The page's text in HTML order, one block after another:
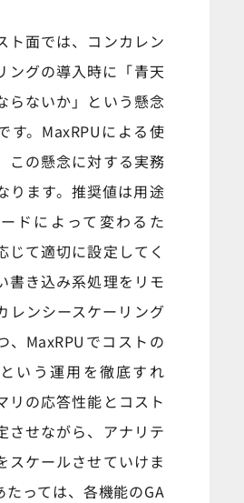
ト面では、コンカレン
ングの導入時に「青天
らないか」という懸念
す。MaxRPUによる使
この懸念に対する実務
ります。推奨値は用途
ドによって変わるた
じて適切に設定してく
書き込み系処理をリモ
レンシースケーリング
、MaxRPUでコストの
いう運用を徹底すれ
リの応答性能とコスト
させながら、アナリテ
スケールさせていけま
たっては、各機能のGA